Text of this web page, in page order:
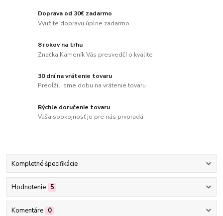
Doprava od 30€ zadarmo
Využite dopravu úplne zadarmo
8 rokov na trhu
Značka Kameník Vás presvedčí o kvalite
30 dní na vrátenie tovaru
Predĺžili sme dobu na vrátenie tovaru
Rýchle doručenie tovaru
Vaša spokojnosť je pre nás prvoradá
Kompletné špecifikácie
Hodnotenie 5
Komentáre 0